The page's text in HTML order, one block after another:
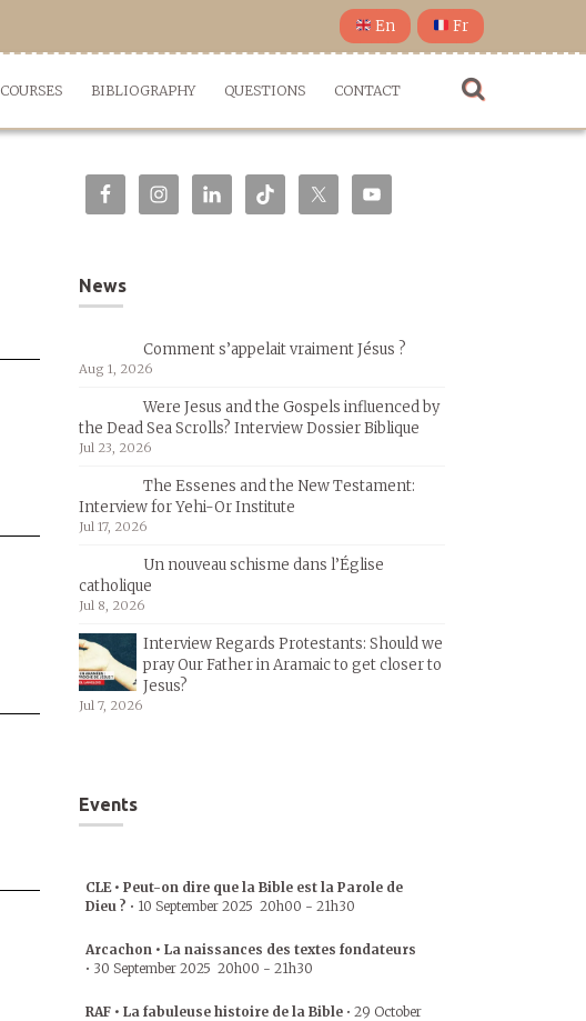
En Fr
COURSES BIBLIOGRAPHY QUESTIONS CONTACT
News
Comment s’appelait vraiment Jésus ?
Aug 1, 2026
Were Jesus and the Gospels influenced by
the Dead Sea Scrolls? Interview Dossier Biblique
Jul 23, 2026
The Essenes and the New Testament:
Interview for Yehi-Or Institute
Jul 17, 2026
Un nouveau schisme dans l’Église
catholique
Jul 8, 2026
Interview Regards Protestants: Should we
pray Our Father in Aramaic to get closer to
Jesus?
Jul 7, 2026
Events
CLE • Peut-on dire que la Bible est la Parole de
Dieu ? • 10 September 2025 20h00 - 21h30
Arcachon • La naissances des textes fondateurs
• 30 September 2025 20h00 - 21h30
RAF • La fabuleuse histoire de la Bible • 29 October